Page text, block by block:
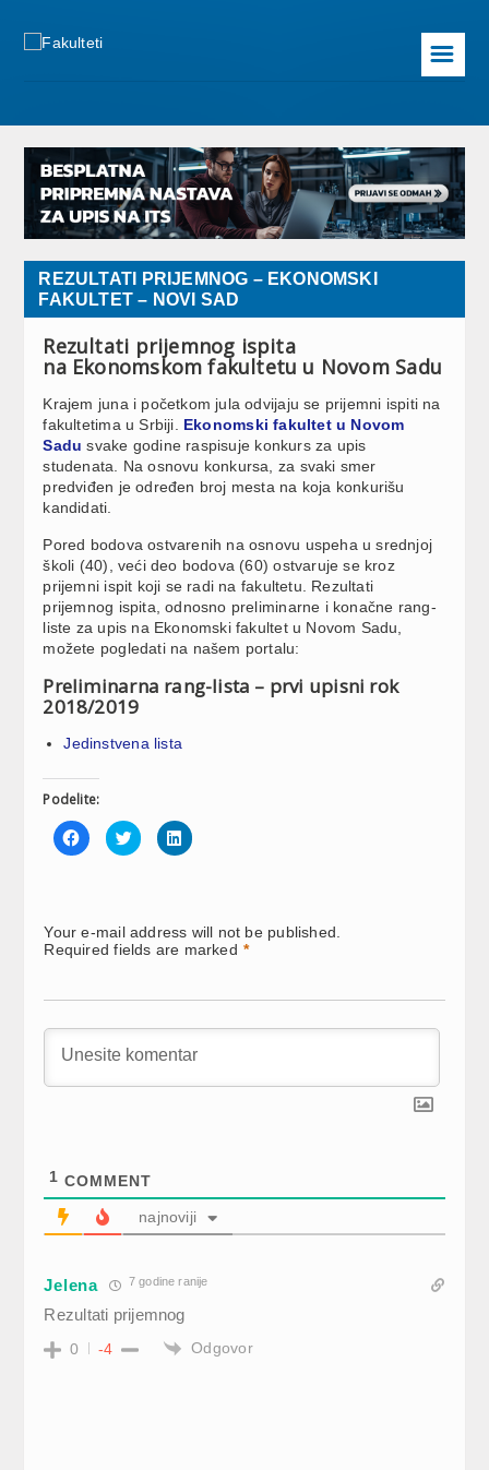
☰
REZULTATI PRIJEMNOG – EKONOMSKI
FAKULTET – NOVI SAD
Rezultati prijemnog ispita
na Ekonomskom fakultetu u Novom Sadu
Krajem juna i početkom jula odvijaju se prijemni ispiti na
fakultetima u Srbiji. Ekonomski fakultet u Novom
Sadu svake godine raspisuje konkurs za upis
studenata. Na osnovu konkursa, za svaki smer
predviđen je određen broj mesta na koja konkurišu
kandidati.
Pored bodova ostvarenih na osnovu uspeha u srednjoj
školi (40), veći deo bodova (60) ostvaruje se kroz
prijemni ispit koji se radi na fakultetu. Rezultati
prijemnog ispita, odnosno preliminarne i konačne rang-
liste za upis na Ekonomski fakultet u Novom Sadu,
možete pogledati na našem portalu:
Preliminarna rang-lista – prvi upisni rok
2018/2019
Jedinstvena lista
Podelite:
Click
to
share
new
window)
Click
to
share
new
window)
Click
to
new
window)
Your e-mail address will not be published.
Required fields are marked *
1 COMMENT
najnoviji
Jelena 7 godine ranije
Rezultati prijemnog
0 -4 Odgovor